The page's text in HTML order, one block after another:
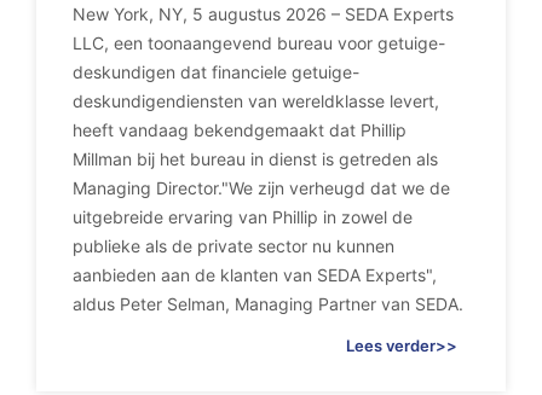
New York, NY, 5 augustus 2026 – SEDA Experts
LLC, een toonaangevend bureau voor getuige-
deskundigen dat financiele getuige-
deskundigendiensten van wereldklasse levert,
heeft vandaag bekendgemaakt dat Phillip
Millman bij het bureau in dienst is getreden als
Managing Director."We zijn verheugd dat we de
uitgebreide ervaring van Phillip in zowel de
publieke als de private sector nu kunnen
aanbieden aan de klanten van SEDA Experts",
aldus Peter Selman, Managing Partner van SEDA.
Lees verder>>